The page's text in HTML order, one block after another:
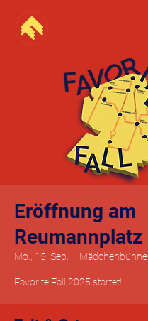
Eröffnung am
Reumannplatz
Mo., 15. Sep.
  |
Mädchenbühne
Favorite Fall 2025 startet!